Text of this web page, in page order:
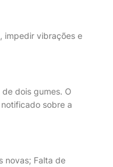
impedir vibrações e
dois gumes. O
sobre a
novas; Falta de